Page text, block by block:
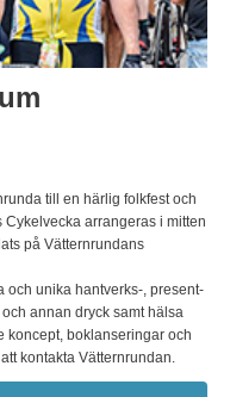
till en härlig folkfest och
arrangeras i mitten
på Vätternrundans
och unika hantverks-, present-
annan dryck samt hälsa
koncept, boklanseringar och
kontakta Vätternrundan.